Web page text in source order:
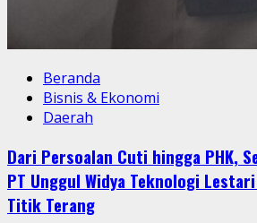
Beranda
Bisnis & Ekonomi
Daerah
Dari Persoalan Cuti hingga PHK,
PT Unggul Widya Teknologi
Titik Terang